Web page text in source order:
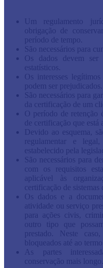
Um regulamento
obrigação de
período de tempo.
São necessários para
Os dados devem ser
estatísticos.
Os interesses
podem ser prejudicados.
São necessários para
da certificação de um
O período de retenção
de certificação que está
Devido ao esquema,
regulamentar e
estabelecido pela
São necessários para
com os requisitos
aplicável às
certificação de sistemas
Os dados e a
atividade ou serviço
para ações civis,
outro tipo que
prestado. Neste
bloqueados até ao
As partes
conservação mais longo.